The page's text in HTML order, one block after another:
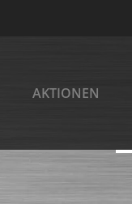
AKTIONEN